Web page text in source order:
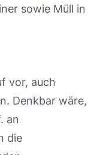
sowie Müll in
vor, auch
Denkbar wäre,
an
die